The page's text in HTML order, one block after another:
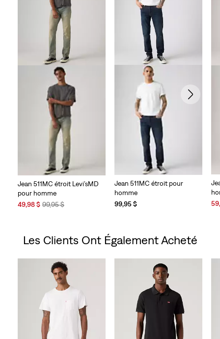
Jean 511MC étroit Levi’sMD
pour homme
Sale
49,98 $Original
99,95 $
Jean 511MC étroit pour
homme
99,95 $
Les Clients Ont Également Acheté